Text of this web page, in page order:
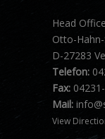
Head
Otto-
D-27283
Telefon:
Fax:
Mail:
View